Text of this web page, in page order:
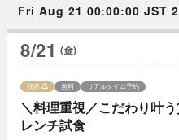
Fri Aug 21 00:00:00 JST
8/21 (金)
＼料理重視／こだわり叶
レンチ試食
残席 無料 リアルタイム予約